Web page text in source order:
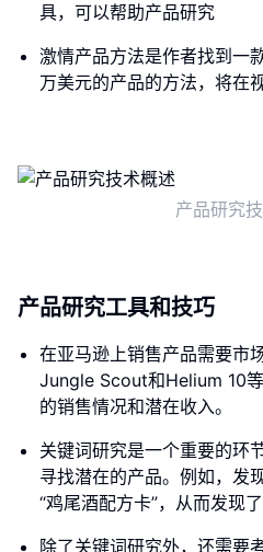
具，可以帮助产品研究
激情产品方法是作者找到一
万美元的产品的方法，将在
产品研究
产品研究工具和技巧
在亚马逊上销售产品需要市
Jungle Scout和Helium 10
的销售情况和潜在收入。
关键词研究是一个重要的环
寻找潜在的产品。例如，发
“鸡尾酒配方卡”，从而发现
除了关键词研究外，还需要